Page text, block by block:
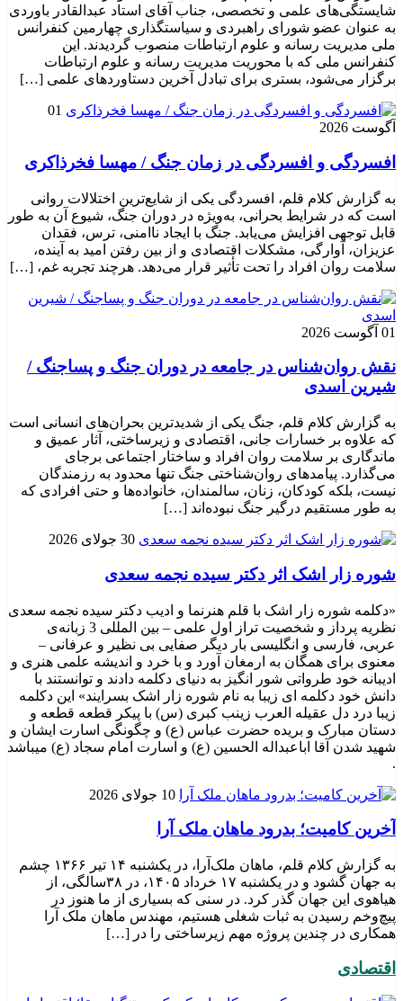
شایستگی‌های علمی و تخصصی، جناب آقای استاد عبدالقادر باوردی
به عنوان عضو شورای راهبردی و سیاستگذاری چهارمین کنفرانس
ملی مدیریت رسانه و علوم ارتباطات منصوب گردیدند. این
کنفرانس ملی که با محوریت مدیریت رسانه و علوم ارتباطات
برگزار می‌شود، بستری برای تبادل آخرین دستاوردهای علمی […]
01
آگوست 2026
افسردگی و افسردگی در زمان جنگ / مهسا فخرذاکری
به گزارش کلام قلم، افسردگی یکی از شایع‌ترین اختلالات روانی
است که در شرایط بحرانی، به‌ویژه در دوران جنگ، شیوع آن به طور
قابل توجهی افزایش می‌یابد. جنگ با ایجاد ناامنی، ترس، فقدان
عزیزان، آوارگی، مشکلات اقتصادی و از بین رفتن امید به آینده،
سلامت روان افراد را تحت تأثیر قرار می‌دهد. هرچند تجربه غم، […]
01 آگوست 2026
نقش روان‌شناس در جامعه در دوران جنگ و پساجنگ /
شیرین اسدی
به گزارش کلام قلم، جنگ یکی از شدیدترین بحران‌های انسانی است
که علاوه بر خسارات جانی، اقتصادی و زیرساختی، آثار عمیق و
ماندگاری بر سلامت روان افراد و ساختار اجتماعی برجای
می‌گذارد. پیامدهای روان‌شناختی جنگ تنها محدود به رزمندگان
نیست، بلکه کودکان، زنان، سالمندان، خانواده‌ها و حتی افرادی که
به طور مستقیم درگیر جنگ نبوده‌اند […]
30 جولای 2026
شوره زار اشک اثر دکتر سیده نجمه سعدی
«دکلمه شوره زار اشک با قلم هنرنما و ادیب دکتر سیده نجمه سعدی
نظریه پرداز و شخصیت تراز اول علمی – بین المللی 3 زبانه‌ی
عربی، فارسی و انگلیسی بار دیگر صفایی بی نظیر و عرفانی –
معنوی برای همگان به ارمغان آورد و با خرد و اندیشه علمی هنری و
ادیبانه خود طرواتی شور انگیز به دنیای دکلمه دادند و توانستند با
دانش خود دکلمه ای زیبا به نام شوره زار اشک بسرایند» این دکلمه
زیبا درد دل عقیله العرب زینب کبری (س) با پیکر قطعه قطعه و
دستان مبارک و بریده حضرت عباس (ع) و چگونگی اسارت ایشان و
شهید شدن آقا اباعبداله الحسین (ع) و اسارت امام سجاد (ع) میباشد
.
10 جولای 2026
​آخرین کامیت؛ بدرود ماهان ملک آرا
به گزارش کلام قلم، ماهان ملک‌آرا، در یکشنبه ۱۴ تیر ۱۳۶۶ چشم
به جهان گشود و در یکشنبه ۱۷ خرداد ۱۴۰۵، در ۳۸سالگی، از
هیاهوی این جهان گذر کرد. در سنی که بسیاری از ما هنوز در
پیچ‌وخم رسیدن به ثبات شغلی هستیم، مهندس ماهان ملک آرا
همکاری در چندین پروژه مهم زیرساختی را در […]
اقتصادی